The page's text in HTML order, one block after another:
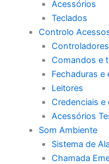
Acessórios
Teclados
Controlo
Controladores
Comandos e
Fechaduras e
Leitores
Credenciais e
Acessórios
Som Ambiente
Sistema de
Chamada